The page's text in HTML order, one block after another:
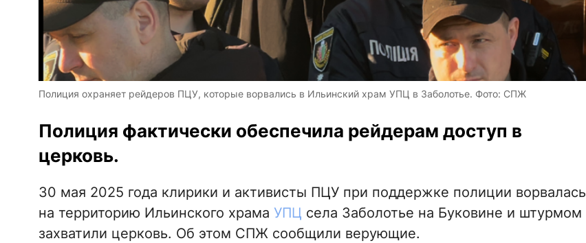
Полиция охраняет рейдеров ПЦУ, которые ворвались в Ильинский храм УПЦ в Заболотье. Фото: СПЖ
Полиция фактически обеспечила рейдерам доступ в
церковь.
30 мая 2025 года клирики и активисты ПЦУ при поддержке полиции ворвалась
на территорию Ильинского храма УПЦ села Заболотье на Буковине и штурмом
захватили церковь. Об этом СПЖ сообщили верующие.